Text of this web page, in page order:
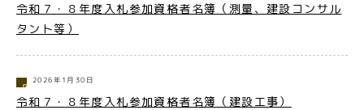
令和７・８年度入札参加資格者名簿（測量、建設コンサル
タント等）
2026年1月30日
令和７・８年度入札参加資格者名簿（建設工事）